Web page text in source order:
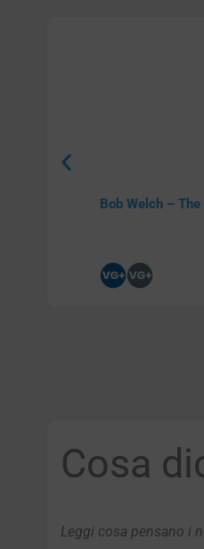
Bob Welch – The
Cosa
Leggi cosa pensano i